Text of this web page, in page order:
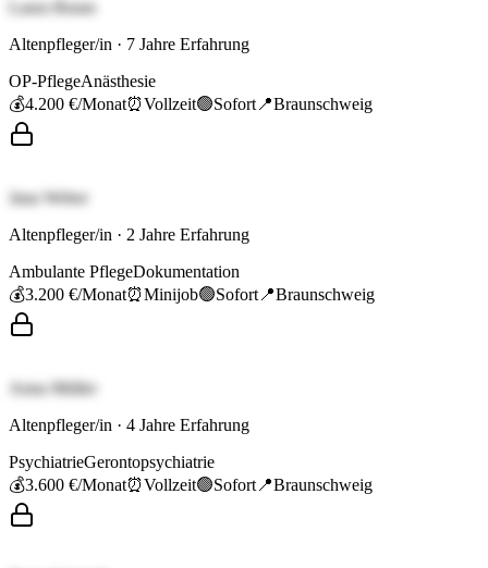
Laura Braun
Altenpfleger/in · 7 Jahre Erfahrung
OP-PflegeAnästhesie
💰4.200 €/Monat⏰Vollzeit🟢Sofort 📍Braunschweig
Jana Weber
Altenpfleger/in · 2 Jahre Erfahrung
Ambulante PflegeDokumentation
💰3.200 €/Monat⏰Minijob🟢Sofort 📍Braunschweig
Anna Müller
Altenpfleger/in · 4 Jahre Erfahrung
PsychiatrieGerontopsychiatrie
💰3.600 €/Monat⏰Vollzeit🟢Sofort 📍Braunschweig